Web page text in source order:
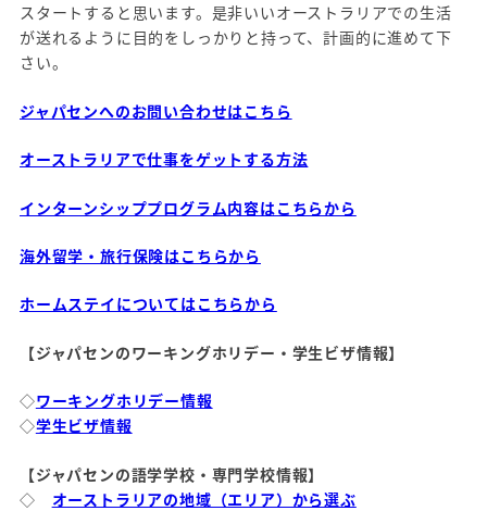
スタートすると思います。是非いいオーストラリアでの生活
が送れるように目的をしっかりと持って、計画的に進めて下
さい。
ジャパセンへのお問い合わせはこちら
オーストラリアで仕事をゲットする方法
インターンシッププログラム内容はこちらから
海外留学・旅行保険はこちらから
ホームステイについてはこちらから
【ジャパセンのワーキングホリデー・学生ビザ情報】
◇ワーキングホリデー情報
◇学生ビザ情報
【ジャパセンの語学学校・専門学校情報】
◇ オーストラリアの地域（エリア）から選ぶ